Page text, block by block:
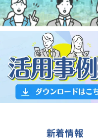
新着情報